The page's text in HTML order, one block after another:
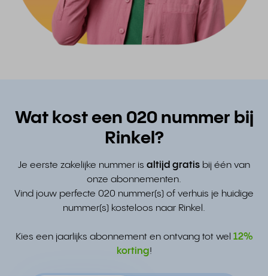
Wat kost een 020 nummer bij
Rinkel?
Je eerste zakelijke nummer is altijd gratis bij één van
onze abonnementen.
Vind jouw perfecte 020 nummer(s) of verhuis je huidige
nummer(s) kosteloos naar Rinkel.
Kies een jaarlijks abonnement en ontvang tot wel 12%
korting!